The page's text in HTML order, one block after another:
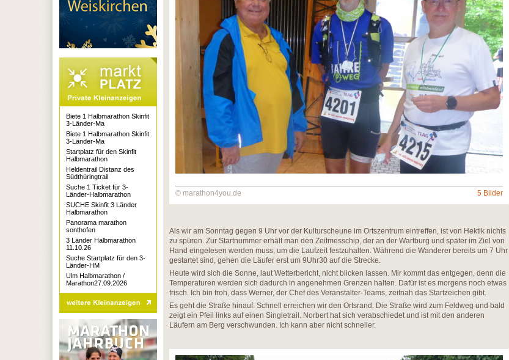
© marathon4you.de 5 Bilder
Als wir am Sonntag gegen 9 Uhr vor der Kulturscheune im Ortszentrum eintreffen, ist von Hektik nichts
zu spüren. Zur Startnummer erhält man den Zeitmesschip, der an der Wartburg und später im Ziel von
Hand eingelesen werden muss, um die Laufzeit festzuhalten. Während die Wanderer bereits um 7 Uhr
gestartet sind, gehen die Läufer erst um 9Uhr30 auf die Strecke.
Heute wird sich die Sonne, laut Wetterbericht, nicht blicken lassen. Mir kommt das entgegen, denn die
Temperaturen werden sich dadurch in angenehmen Grenzen halten. Dafür ist es morgens noch etwas
frisch. Ich bin froh, dass Werner, der Chef des Veranstalter-Teams, zeitnah das Startzeichen gibt.
Es geht die Straße hinauf. Schnell erreichen wir den Ortsrand. Die Straße wird zum Feldweg und bald
zeigt ein Pfeil links auf einen Singletrail. Norbert hat sich verabschiedet und ist mit den anderen
Läufern am Berg verschwunden. Ich kann aber nicht schneller.
Biete 1 Halbmarathon Skinfit
3-Länder-Ma
Biete 1 Halbmarathon Skinfit
3-Länder-Ma
Startplatz für den Skinfit
Halbmarathon
Heldentrail Distanz des
Südthüringtrail
Suche 1 Ticket für 3-
Länder-Halbmarathon
SUCHE Skinfit 3 Länder
Halbmarathon
Panorama marathon
sonthofen
3 Länder Halbmarathon
11.10.26
Suche Startplatz für den 3-
Länder-HM
Ulm Halbmarathon /
Marathon27.09.2026